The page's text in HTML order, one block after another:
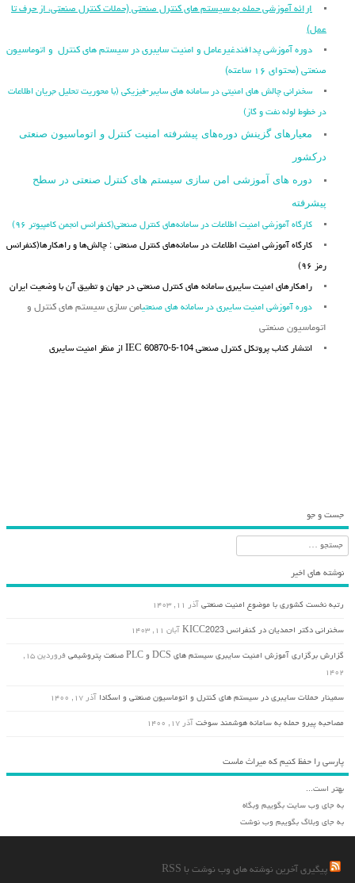
ارائه آموزشی حمله به سیستم های کنترل صنعتی (حملات کنترل صنعتی، از حرف تا
عمل)
دوره آموزشی پدافندغیرعامل و امنیت سایبری در سیستم های کنترل و اتوماسیون
صنعتی (محتوای ۱۶ ساعته)
سخنرانی چالش های امنیتی در سامانه های سایبر-فیزیکی (با محوریت تحلیل جریان اطلاعات
در خطوط لوله نفت و گاز)
معیارهای گزینش دوره‌های پیشرفته امنیت کنترل و اتوماسیون صنعتی
درکشور
دوره های آموزشی امن سازی سیستم های کنترل صنعتی در سطح
پیشرفته
کارگاه آموزشی امنیت اطلاعات در سامانه‌های کنترل صنعتی(کنفرانس انجمن کامپیوتر ۹۶)
کارگاه آموزشی امنیت اطلاعات در سامانه‌های کنترل صنعتی : چالش‌ها و راهکارها(کنفرانس
رمز ۹۶)
راهکارهای امنیت سایبری سامانه های کنترل صنعتی در جهان و تطبیق آن با وضعیت ایران
دوره آموزشی امنیت سایبری در سامانه های صنعتیامن سازی سیستم های کنترل و
اتوماسیون صنعتی
انتشار کتاب پروتکل کنترل صنعتی IEC 60870-5-104 از منظر امنیت سایبری
جست و جو
جستجو
نوشته های اخیر
رتبه نخست کشوری با موضوع امنیت صنعتی آذر ۱۱, ۱۴۰۳
سخنرانی دکتر احمدیان در کنفرانس KICC2023 آبان ۱۱, ۱۴۰۳
گزارش برگزاری آموزش امنیت سایبری سیستم های DCS و PLC صنعت پتروشیمی
فروردین ۱۵,
۱۴۰۲
سمینار حملات سایبری در سیستم های کنترل و اتوماسیون صنعتی و اسکادا آذر ۱۷, ۱۴۰۰
مصاحبه پیرو حمله به سامانه هوشمند سوخت آذر ۱۷, ۱۴۰۰
پارسی را حفظ کنیم که میراث ماست
بهتر است...
به جای وب سایت بگوییم وبگاه
به جای وبلاگ بگویبم وب نوشت
پیگیری آخرین نوشته های وب نوشت با RSS